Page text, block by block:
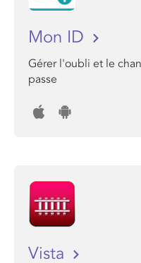
Mon ID
Gérer l'oubli et le
passe
Vista